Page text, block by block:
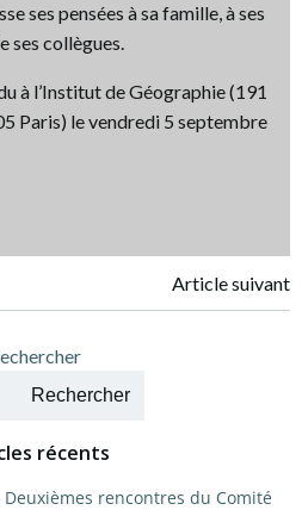
ses pensées à sa famille, à ses
ses collègues.
à l’Institut de Géographie (191
Paris) le vendredi 5 septembre
Navigation
de
l’article
Article suivant
Rechercher
récents
rencontres du Comité